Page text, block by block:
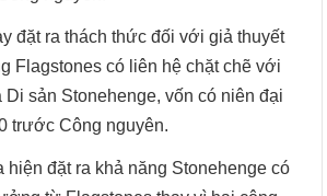
đặt ra thách thức đối với giả thuyết
Flagstones có liên hệ chặt chẽ với
Di sản Stonehenge, vốn có niên đại
trước Công nguyên.
hiện đặt ra khả năng Stonehenge có